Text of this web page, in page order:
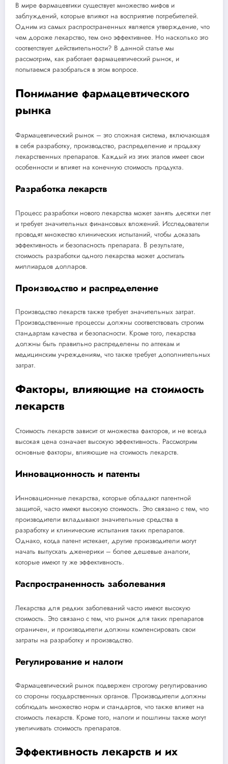
В мире фармацевтики существует множество мифов и
заблуждений, которые влияют на восприятие потребителей.
Одним из самых распространенных является утверждение, что
чем дороже лекарство, тем оно эффективнее. Но насколько это
соответствует действительности? В данной статье мы
рассмотрим, как работает фармацевтический рынок, и
попытаемся разобраться в этом вопросе.
Понимание фармацевтического
рынка
Фармацевтический рынок – это сложная система, включающая
в себя разработку, производство, распределение и продажу
лекарственных препаратов. Каждый из этих этапов имеет свои
особенности и влияет на конечную стоимость продукта.
Разработка лекарств
Процесс разработки нового лекарства может занять десятки лет
и требует значительных финансовых вложений. Исследователи
проводят множество клинических испытаний, чтобы доказать
эффективность и безопасность препарата. В результате,
стоимость разработки одного лекарства может достигать
миллиардов долларов.
Производство и распределение
Производство лекарств также требует значительных затрат.
Производственные процессы должны соответствовать строгим
стандартам качества и безопасности. Кроме того, лекарства
должны быть правильно распределены по аптекам и
медицинским учреждениям, что также требует дополнительных
затрат.
Факторы, влияющие на стоимость
лекарств
Стоимость лекарств зависит от множества факторов, и не всегда
высокая цена означает высокую эффективность. Рассмотрим
основные факторы, влияющие на стоимость лекарств.
Инновационность и патенты
Инновационные лекарства, которые обладают патентной
защитой, часто имеют высокую стоимость. Это связано с тем, что
производители вкладывают значительные средства в
разработку и клинические испытания таких препаратов.
Однако, когда патент истекает, другие производители могут
начать выпускать дженерики – более дешевые аналоги,
которые имеют ту же эффективность.
Распространенность заболевания
Лекарства для редких заболеваний часто имеют высокую
стоимость. Это связано с тем, что рынок для таких препаратов
ограничен, и производители должны компенсировать свои
затраты на разработку и производство.
Регулирование и налоги
Фармацевтический рынок подвержен строгому регулированию
со стороны государственных органов. Производители должны
соблюдать множество норм и стандартов, что также влияет на
стоимость лекарств. Кроме того, налоги и пошлины также могут
увеличивать стоимость препаратов.
Эффективность лекарств и их